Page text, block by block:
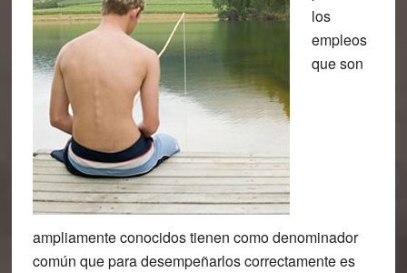
los
empleos
que son
ampliamente conocidos tienen como denominador
común que para desempeñarlos correctamente es